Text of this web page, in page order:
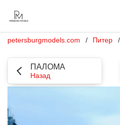
petersburgmodels.com Питер
ПАЛОМА
Назад